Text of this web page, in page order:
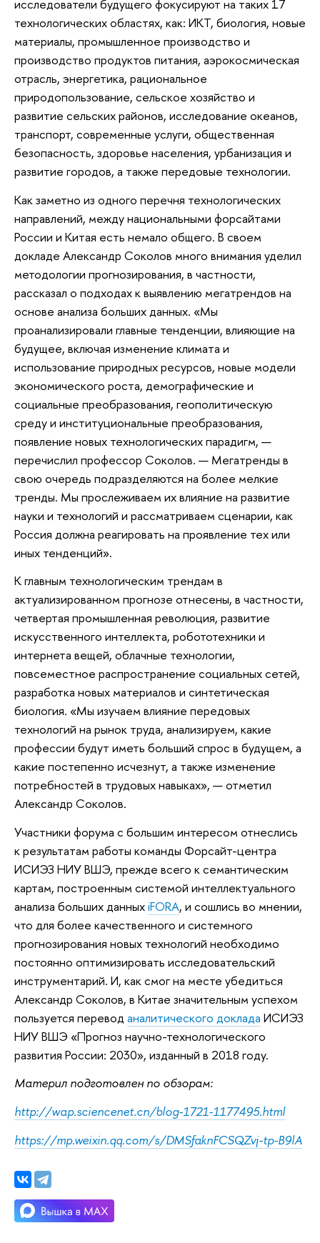
исследователи будущего фокусируют на таких 17
технологических областях, как: ИКТ, биология, новые
материалы, промышленное производство и
производство продуктов питания, аэрокосмическая
отрасль, энергетика, рациональное
природопользование, сельское хозяйство и
развитие сельских районов, исследование океанов,
транспорт, современные услуги, общественная
безопасность, здоровье населения, урбанизация и
развитие городов, а также передовые технологии.
Как заметно из одного перечня технологических
направлений, между национальными форсайтами
России и Китая есть немало общего. В своем
докладе Александр Соколов много внимания уделил
методологии прогнозирования, в частности,
рассказал о подходах к выявлению мегатрендов на
основе анализа больших данных. «Мы
проанализировали главные тенденции, влияющие на
будущее, включая изменение климата и
использование природных ресурсов, новые модели
экономического роста, демографические и
социальные преобразования, геополитическую
среду и институциональные преобразования,
появление новых технологических парадигм, —
перечислил профессор Соколов. — Мегатренды в
свою очередь подразделяются на более мелкие
тренды. Мы прослеживаем их влияние на развитие
науки и технологий и рассматриваем сценарии, как
Россия должна реагировать на проявление тех или
иных тенденций».
К главным технологическим трендам в
актуализированном прогнозе отнесены, в частности,
четвертая промышленная революция, развитие
искусственного интеллекта, робототехники и
интернета вещей, облачные технологии,
повсеместное распространение социальных сетей,
разработка новых материалов и синтетическая
биология. «Мы изучаем влияние передовых
технологий на рынок труда, анализируем, какие
профессии будут иметь больший спрос в будущем, а
какие постепенно исчезнут, а также изменение
потребностей в трудовых навыках», — отметил
Александр Соколов.
Участники форума с большим интересом отнеслись
к результатам работы команды Форсайт-центра
ИСИЭЗ НИУ ВШЭ, прежде всего к семантическим
картам, построенным системой интеллектуального
анализа больших данныхiFORA, и сошлись во мнении,
что для более качественного и системного
прогнозирования новых технологий необходимо
постоянно оптимизировать исследовательский
инструментарий. И, как смог на месте убедиться
Александр Соколов, в Китае значительным успехом
пользуется перевод аналитического доклада ИСИЭЗ
НИУ ВШЭ «Прогноз научно-технологического
развития России: 2030», изданный в 2018 году.
Материл подготовлен по обзорам:
http://wap.sciencenet.cn/blog-1721-1177495.html
https://mp.weixin.qq.com/s/DMSfaknFCSQZvj-tp-B9lA